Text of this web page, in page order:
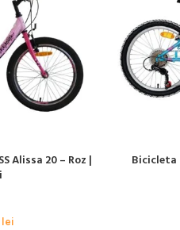
Alissa 20 – Roz |
lei
CITEȘTE MAI
Bicicleta